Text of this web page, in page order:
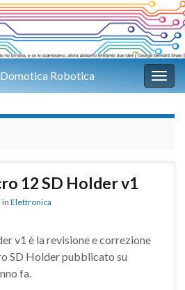
Robotica
12 SD Holder v1
in Elettronica
v1 è la revisione e correzione
SD Holder pubblicato su
fa.